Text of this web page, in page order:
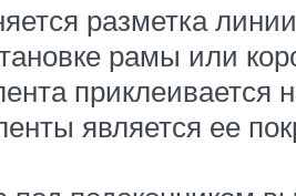
разметка
рамы или
приклеивается
является ее